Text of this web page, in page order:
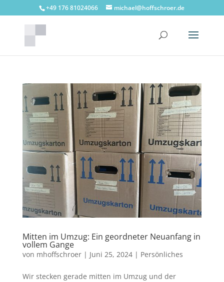
+49 176 81024066 michael@hoffschroer.de
Mitten im Umzug: Ein geordneter Neuanfang in
vollem Gange
von mhoffschroer| Juni 25, 2024| Persönliches
Wir stecken gerade mitten im Umzug und der